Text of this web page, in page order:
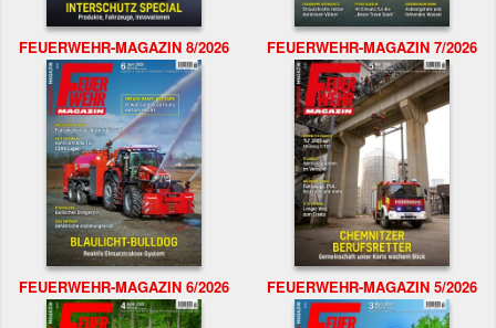
FEUERWEHR-MAGAZIN 8/2026 FEUERWEHR-MAGAZIN 7/2026
FEUERWEHR-MAGAZIN 6/2026 FEUERWEHR-MAGAZIN 5/2026